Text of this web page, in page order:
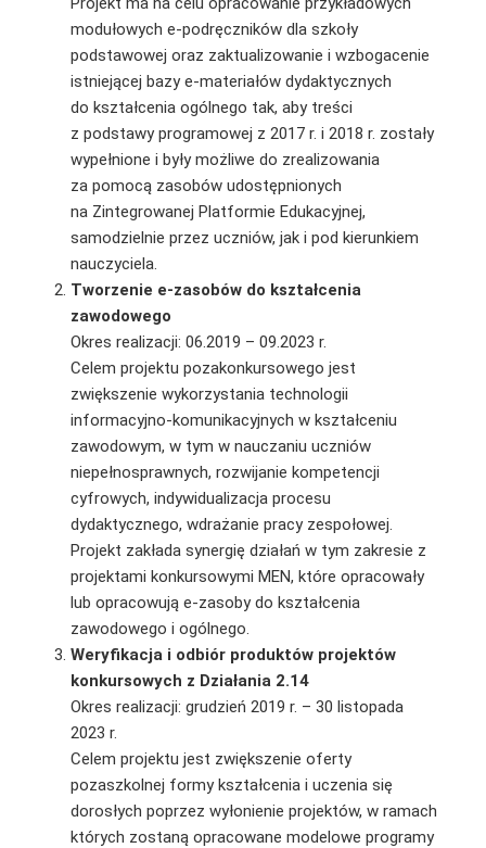
modułowych e-podręczników dla szkoły
podstawowej oraz zaktualizowanie i wzbogacenie
istniejącej bazy e-materiałów dydaktycznych
do kształcenia ogólnego tak, aby treści
z podstawy programowej z 2017 r. i 2018 r. zostały
wypełnione i były możliwe do zrealizowania
za pomocą zasobów udostępnionych
na Zintegrowanej Platformie Edukacyjnej,
samodzielnie przez uczniów, jak i pod kierunkiem
nauczyciela.
Tworzenie e-zasobów do kształcenia
zawodowego
Okres realizacji: 06.2019 – 09.2023 r.
Celem projektu pozakonkursowego jest
zwiększenie wykorzystania technologii
informacyjno-komunikacyjnych w kształceniu
zawodowym, w tym w nauczaniu uczniów
niepełnosprawnych, rozwijanie kompetencji
cyfrowych, indywidualizacja procesu
dydaktycznego, wdrażanie pracy zespołowej.
Projekt zakłada synergię działań w tym zakresie z
projektami konkursowymi MEN, które opracowały
lub opracowują e-zasoby do kształcenia
zawodowego i ogólnego.
Weryfikacja i odbiór produktów projektów
konkursowych z Działania 2.14
Okres realizacji: grudzień 2019 r. – 30 listopada
2023 r.
Celem projektu jest zwiększenie oferty
pozaszkolnej formy kształcenia i uczenia się
dorosłych poprzez wyłonienie projektów, w ramach
których zostaną opracowane modelowe programy